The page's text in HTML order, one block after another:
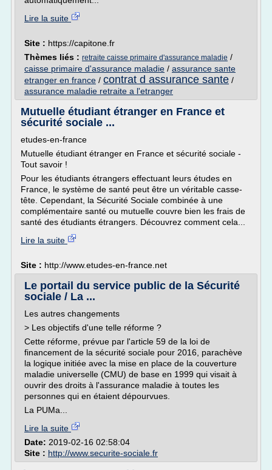
Lire la suite
Site : https://capitone.fr
Thèmes liés : retraite caisse primaire d'assurance maladie /
caisse primaire d'assurance maladie / assurance sante
etranger en france / contrat d assurance sante /
assurance maladie retraite a l'etranger
Mutuelle étudiant étranger en France et
sécurité sociale ...
etudes-en-france
Mutuelle étudiant étranger en France et sécurité sociale -
Tout savoir !
Pour les étudiants étrangers effectuant leurs études en
France, le système de santé peut être un véritable casse-
tête. Cependant, la Sécurité Sociale combinée à une
complémentaire santé ou mutuelle couvre bien les frais de
santé des étudiants étrangers. Découvrez comment cela...
Lire la suite
Site : http://www.etudes-en-france.net
Le portail du service public de la Sécurité
sociale / La ...
Les autres changements
> Les objectifs d'une telle réforme ?
Cette réforme, prévue par l'article 59 de la loi de
financement de la sécurité sociale pour 2016, parachève
la logique initiée avec la mise en place de la couverture
maladie universelle (CMU) de base en 1999 qui visait à
ouvrir des droits à l'assurance maladie à toutes les
personnes qui en étaient dépourvues.
La PUMa...
Lire la suite
Date: 2019-02-16 02:58:04
Site : http://www.securite-sociale.fr